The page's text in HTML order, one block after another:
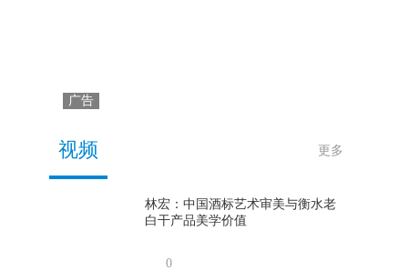
人工智能+让大模型再洗牌：阿里与讯
飞双赢，DeepSeek留足悬念
广告
视频 更多
林宏：中国酒标艺术审美与衡水老
白干产品美学价值
0